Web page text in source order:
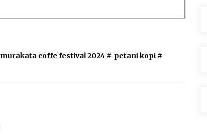
murakata coffe festival 2024 # petani kopi #